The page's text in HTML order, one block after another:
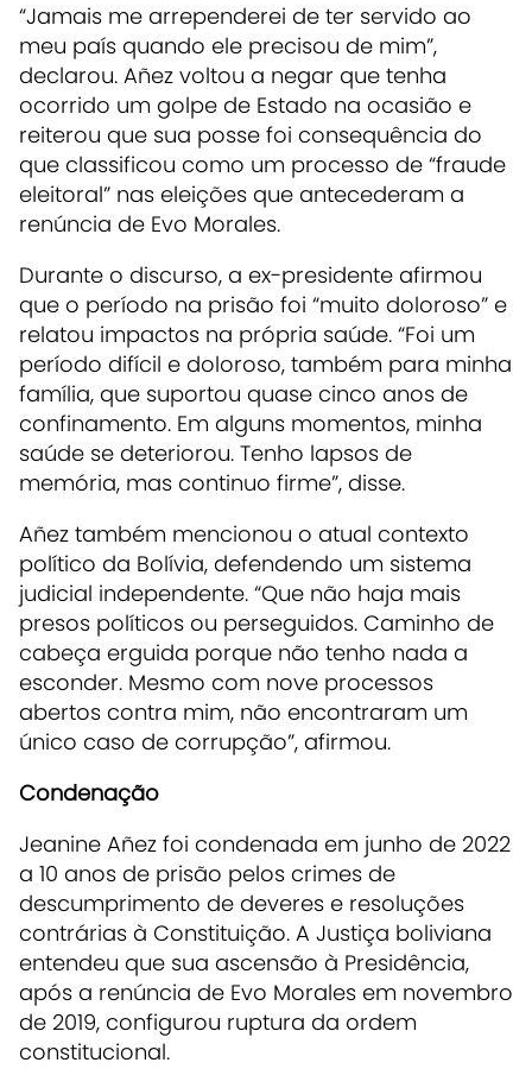
“Jamais me arrependerei de ter servido ao
meu país quando ele precisou de mim”,
declarou. Añez voltou a negar que tenha
ocorrido um golpe de Estado na ocasião e
reiterou que sua posse foi consequência do
que classificou como um processo de “fraude
eleitoral” nas eleições que antecederam a
renúncia de Evo Morales.
Durante o discurso, a ex-presidente afirmou
que o período na prisão foi “muito doloroso” e
relatou impactos na própria saúde. “Foi um
período difícil e doloroso, também para minha
família, que suportou quase cinco anos de
confinamento. Em alguns momentos, minha
saúde se deteriorou. Tenho lapsos de
memória, mas continuo firme”, disse.
Añez também mencionou o atual contexto
político da Bolívia, defendendo um sistema
judicial independente. “Que não haja mais
presos políticos ou perseguidos. Caminho de
cabeça erguida porque não tenho nada a
esconder. Mesmo com nove processos
abertos contra mim, não encontraram um
único caso de corrupção”, afirmou.
Condenação
Jeanine Añez foi condenada em junho de 2022
a 10 anos de prisão pelos crimes de
descumprimento de deveres e resoluções
contrárias à Constituição. A Justiça boliviana
entendeu que sua ascensão à Presidência,
após a renúncia de Evo Morales em novembro
de 2019, configurou ruptura da ordem
constitucional.